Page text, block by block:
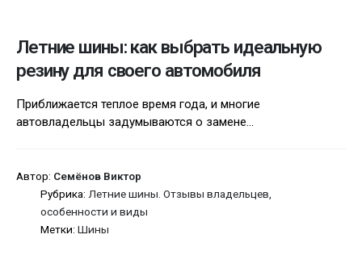
Летние шины: как выбрать идеальную
резину для своего автомобиля
Приближается теплое время года, и многие
автовладельцы задумываются о замене...
Автор: Семёнов Виктор
Рубрика: Летние шины. Отзывы владельцев,
особенности и виды
Метки: Шины